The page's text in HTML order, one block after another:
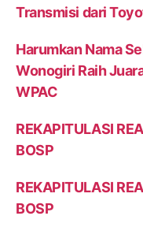
Transmisi dari
Harumkan Nama
Wonogiri Raih
WPAC
REKAPITULASI
BOSP
REKAPITULASI
BOSP